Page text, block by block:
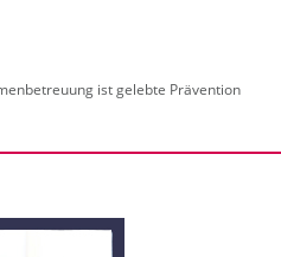
ist ge­leb­te Prä­ven­ti­on